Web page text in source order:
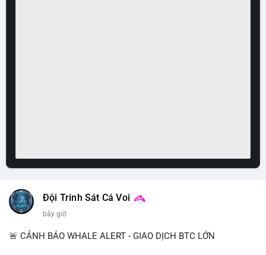
Đội Trinh Sát Cá Voi
bây giờ
🚨 CẢNH BÁO WHALE ALERT - GIAO DỊCH BTC LỚN